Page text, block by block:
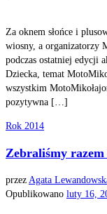
Za oknem słońce i
wiosny, a organizatorzy
podczas ostatniej edycji
Dziecka, temat
wszystkim
pozytywna […]
Rok 2014
Zebraliśmy
przez Agata
Opublikowano luty 16,